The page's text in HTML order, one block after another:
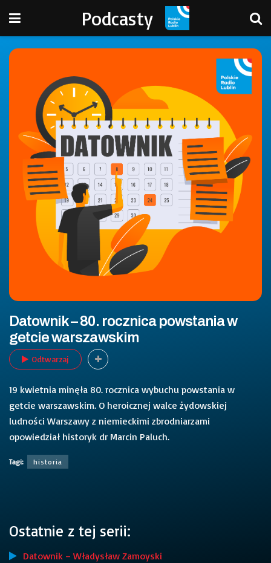
Podcasty
Datownik – 80. rocznica powstania w
getcie warszawskim
Odtwarzaj
19 kwietnia minęła 80. rocznica wybuchu powstania w
getcie warszawskim. O heroicznej walce żydowskiej
ludności Warszawy z niemieckimi zbrodniarzami
opowiedział historyk dr Marcin Paluch.
Tagi: historia
Ostatnie z tej serii:
Datownik – Władysław Zamoyski